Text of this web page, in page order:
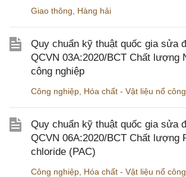
Giao thông Hàng hải
Quy chuẩn kỹ thuật quốc gia sửa
QCVN 03A:2020/BCT Chất lượng
công nghiệp
Công nghiệp Hóa chất - Vật liệu nổ
Quy chuẩn kỹ thuật quốc gia sửa
QCVN 06A:2020/BCT Chất lượng
chloride (PAC)
Công nghiệp Hóa chất - Vật liệu nổ